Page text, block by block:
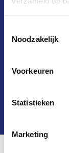
Noodzakelijk
Voorkeuren
Statistieken
Marketing
Monturen
Kinderbrillen